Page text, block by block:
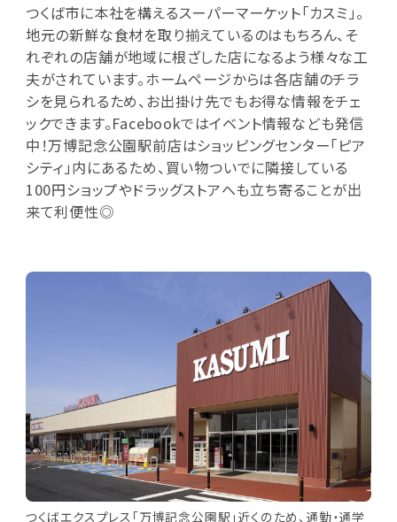
つくば市に本社を構えるスーパーマーケット「カスミ」。
地元の新鮮な食材を取り揃えているのはもちろん、そ
れぞれの店舗が地域に根ざした店になるよう様々な工
夫がされています。ホームページからは各店舗のチラ
シを見られるため、お出掛け先でもお得な情報をチェ
ックできます。Facebookではイベント情報なども発信
中！万博記念公園駅前店はショッピングセンター「ピア
シティ」内にあるため、買い物ついでに隣接している
100円ショップやドラッグストアへも立ち寄ることが出
来て利便性◎
つくばエクスプレス「万博記念公園駅」近くのため、通勤・通学